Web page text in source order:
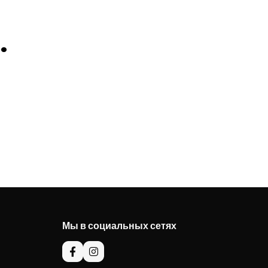
Мы в социальных сетях